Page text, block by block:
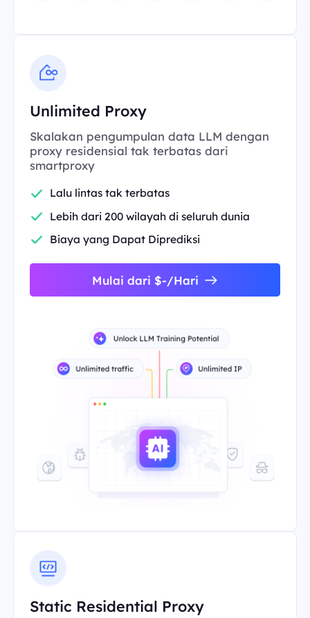
Unlimited Proxy
Skalakan pengumpulan data LLM dengan
proxy residensial tak terbatas dari
smartproxy
Lalu lintas tak terbatas
Lebih dari 200 wilayah di seluruh dunia
Biaya yang Dapat Diprediksi
Mulai dari $-/Hari
Static Residential Proxy